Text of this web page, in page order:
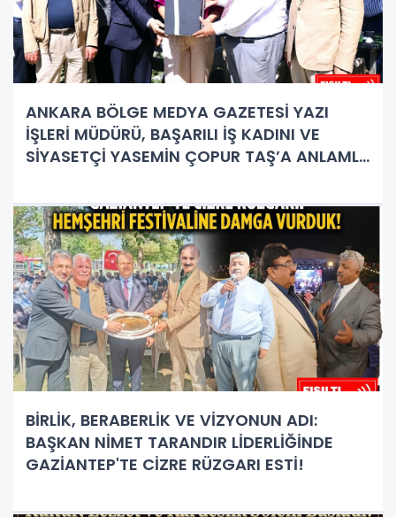
ANKARA BÖLGE MEDYA GAZETESİ YAZI
İŞLERİ MÜDÜRÜ, BAŞARILI İŞ KADINI VE
SİYASETÇİ YASEMİN ÇOPUR TAŞ’A ANLAMLI
BİRLİK, BERABERLİK VE VİZYONUN ADI:
BAŞKAN NİMET TARANDIR LİDERLİĞİNDE
GAZİANTEP'TE CİZRE RÜZGARI ESTİ!